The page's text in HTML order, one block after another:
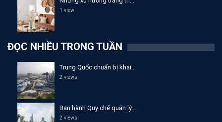
1 view
ĐỌC NHIỀU TRONG TUẦN
Trung Quốc chuẩn bị khai...
2 views
Ban hành Quy chế quản lý...
2 views